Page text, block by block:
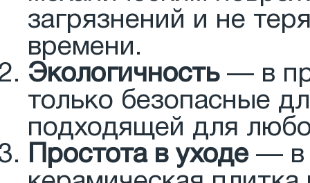
загрязнений и не
времени.
Экологичность— в
только безопасные
подходящей для
Простота в уходе— в